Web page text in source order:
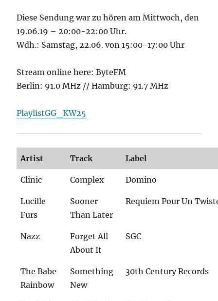
Diese Sendung war zu hören am Mittwoch, den
19.06.19 – 20:00-22:00 Uhr.
Wdh.: Samstag, 22.06. von 15:00-17:00 Uhr
Stream online here: ByteFM
Berlin: 91.0 MHz // Hamburg: 91.7 MHz
PlaylistGG_KW25
Artist Track Label
Clinic Complex Domino
Lucille
Furs
Sooner
Than Later
Requiem Pour Un
Nazz
Forget All
About It
SGC
The Babe
Rainbow
Something
New
30th Century Records